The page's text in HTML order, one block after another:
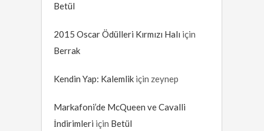
Betül
2015 Oscar Ödülleri Kırmızı Halı için
Berrak
Kendin Yap: Kalemlik için zeynep
Markafoni’de McQueen ve Cavalli
İndirimleri için Betül